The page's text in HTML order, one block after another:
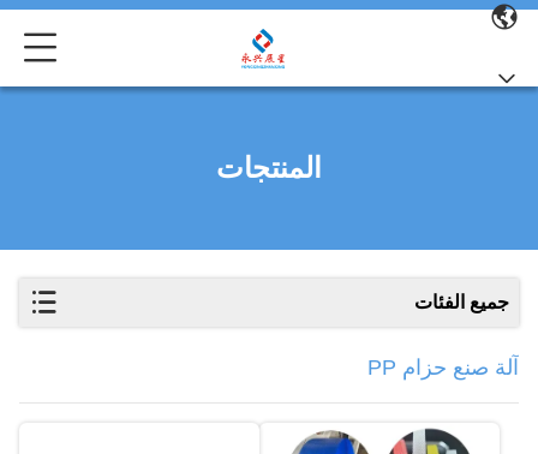
المنتجات
جميع الفئات
آلة صنع حزام PP